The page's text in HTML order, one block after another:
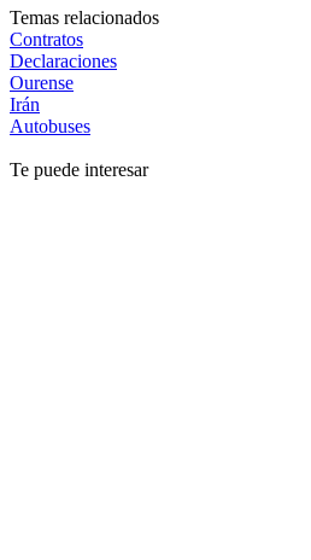
Temas relacionados
Contratos
Declaraciones
Ourense
Irán
Autobuses
Te puede interesar